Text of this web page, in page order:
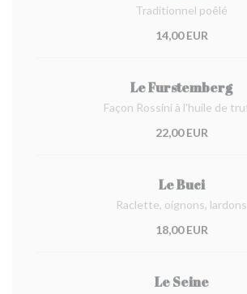
Traditionnel poêlé
14,00 EUR
Le Furstemberg
Façon Rossini à l'huile de
22,00 EUR
Le Buci
Raclette, oignons, lardons
18,00 EUR
Le Seine